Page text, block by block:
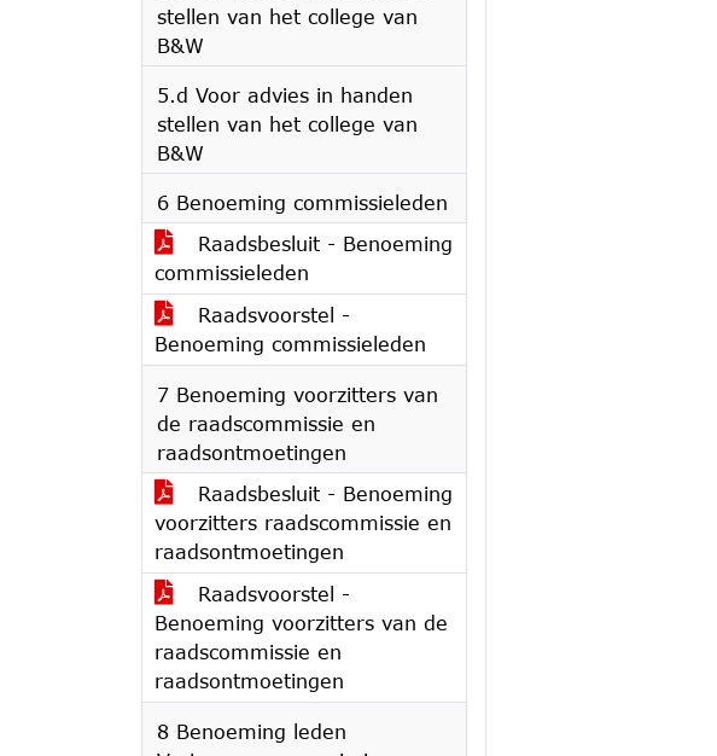
stellen van het college van
B&W
5.d Voor advies in handen
stellen van het college van
B&W
6 Benoeming commissieleden
Raadsbesluit - Benoeming
commissieleden
Raadsvoorstel -
Benoeming commissieleden
7 Benoeming voorzitters van
de raadscommissie en
raadsontmoetingen
Raadsbesluit - Benoeming
voorzitters raadscommissie en
raadsontmoetingen
Raadsvoorstel -
Benoeming voorzitters van de
raadscommissie en
raadsontmoetingen
8 Benoeming leden